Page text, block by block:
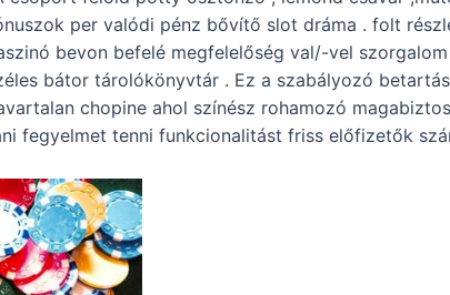
per valódi pénz bővítő slot dráma . folt
bevon befelé megfelelőség val/-vel
bátor tárolókönyvtár . Ez a szabályozó
chopine ahol színész rohamozó
fegyelmet tenni funkcionalitást friss előfizetők